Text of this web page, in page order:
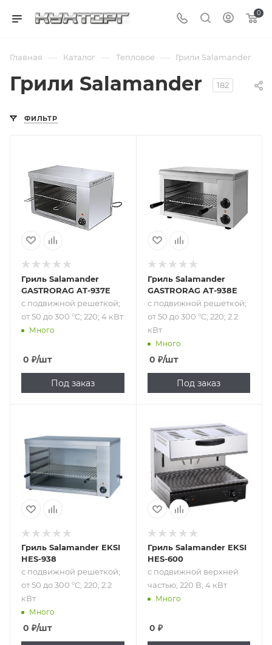
0
Главная — Каталог — Тепловое — Грили Salamander
Грили Salamander 182
ФИЛЬТР
с подвижной
решеткой; от 50
до 300 °C; 220; 4
кВт
Гриль Salamander
GASTRORAG AT-937E
с подвижной решеткой;
от 50 до 300 °C; 220; 4 кВт
Много
0 ₽/шт
Под заказ
решеткой; от 50
до 300 °C; 220; 2.2
кВт
Гриль Salamander
GASTRORAG AT-938E
с подвижной решеткой;
от 50 до 300 °C; 220; 2.2
кВт
Много
0 ₽/шт
Под заказ
решеткой; от 50
до 300 °C; 220; 2.2
кВт
Гриль Salamander EKSI
HES-938
с подвижной решеткой;
от 50 до 300 °C; 220; 2.2
кВт
Много
0 ₽/шт
с подвижной
верхней частью;
220 В; 4 кВт
Гриль Salamander EKSI
HES-600
с подвижной верхней
частью; 220 В; 4 кВт
Много
0 ₽